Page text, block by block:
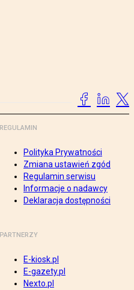
REGULAMIN
Polityka Prywatności
Zmiana ustawień zgód
Regulamin serwisu
Informacje o nadawcy
Deklaracja dostępności
PARTNERZY
E-kiosk.pl
E-gazety.pl
Nexto.pl